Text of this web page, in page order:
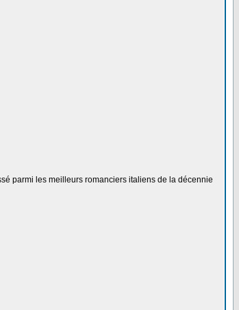
parmi les meilleurs romanciers italiens de la décennie